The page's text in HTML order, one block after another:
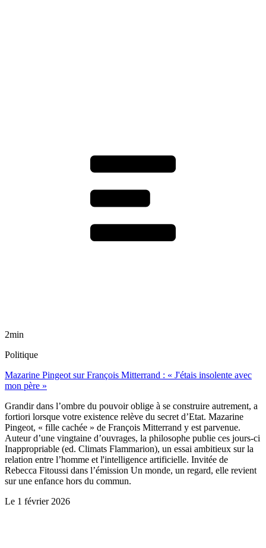
2min
Politique
Mazarine Pingeot sur François Mitterrand : « J'étais insolente avec
mon père »
Grandir dans l’ombre du pouvoir oblige à se construire autrement, a
fortiori lorsque votre existence relève du secret d’Etat. Mazarine
Pingeot, « fille cachée » de François Mitterrand y est parvenue.
Auteur d’une vingtaine d’ouvrages, la philosophe publie ces jours-ci
Inappropriable (ed. Climats Flammarion), un essai ambitieux sur la
relation entre l’homme et l'intelligence artificielle. Invitée de
Rebecca Fitoussi dans l’émission Un monde, un regard, elle revient
sur une enfance hors du commun.
Le 1 février 2026